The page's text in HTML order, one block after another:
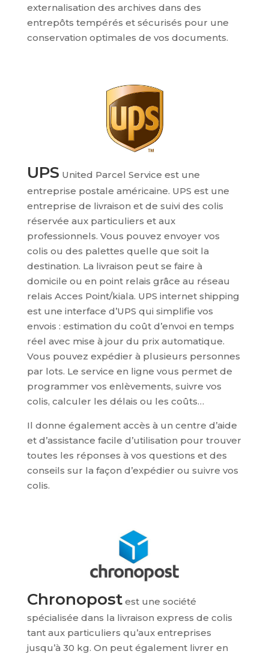
externalisation des archives dans des
entrepôts tempérés et sécurisés pour une
conservation optimales de vos documents.
UPS United Parcel Service est une
entreprise postale américaine. UPS est une
entreprise de livraison et de suivi des colis
réservée aux particuliers et aux
professionnels. Vous pouvez envoyer vos
colis ou des palettes quelle que soit la
destination. La livraison peut se faire à
domicile ou en point relais grâce au réseau
relais Acces Point/kiala. UPS internet shipping
est une interface d’UPS qui simplifie vos
envois : estimation du coût d’envoi en temps
réel avec mise à jour du prix automatique.
Vous pouvez expédier à plusieurs personnes
par lots. Le service en ligne vous permet de
programmer vos enlèvements, suivre vos
colis, calculer les délais ou les coûts…
Il donne également accès à un centre d’aide
et d’assistance facile d’utilisation pour trouver
toutes les réponses à vos questions et des
conseils sur la façon d’expédier ou suivre vos
colis.
Chronopostest une société
spécialisée dans la livraison express de colis
tant aux particuliers qu’aux entreprises
jusqu’à 30 kg. On peut également livrer en